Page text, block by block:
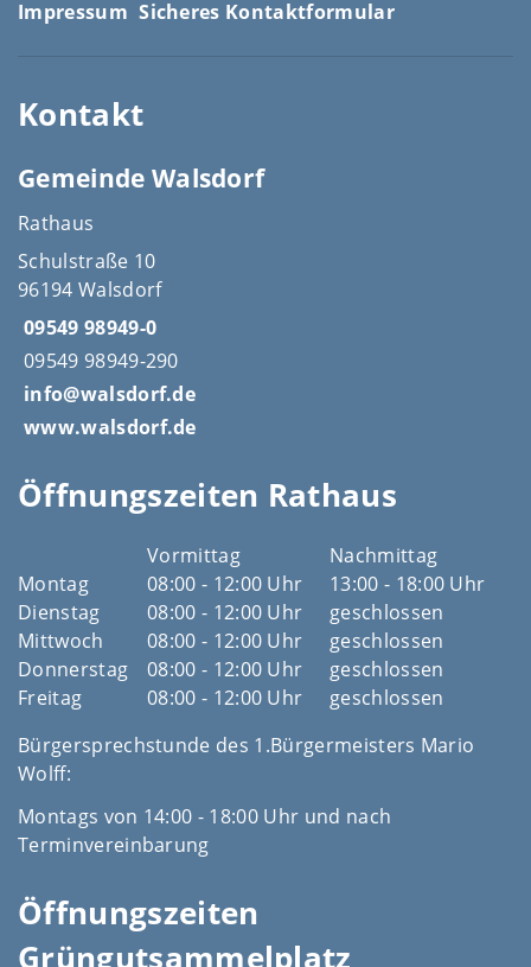
Impressum Sicheres Kontaktformular
Kontakt
Gemeinde Walsdorf
Rathaus
Schulstraße 10
96194 Walsdorf
09549 98949-0
09549 98949-290
info@walsdorf.de
www.walsdorf.de
Öffnungszeiten Rathaus
Vormittag
Nachmittag
Montag
08:00 - 12:00 Uhr
13:00 - 18:00 Uhr
Dienstag
08:00 - 12:00 Uhr
geschlossen
Mittwoch
08:00 - 12:00 Uhr
geschlossen
Donnerstag
08:00 - 12:00 Uhr
geschlossen
Freitag
08:00 - 12:00 Uhr
geschlossen
Bürgersprechstunde des 1.Bürgermeisters Mario
Wolff:
Montags von 14:00 - 18:00 Uhr und nach
Terminvereinbarung
Öffnungszeiten
Grüngutsammelplatz